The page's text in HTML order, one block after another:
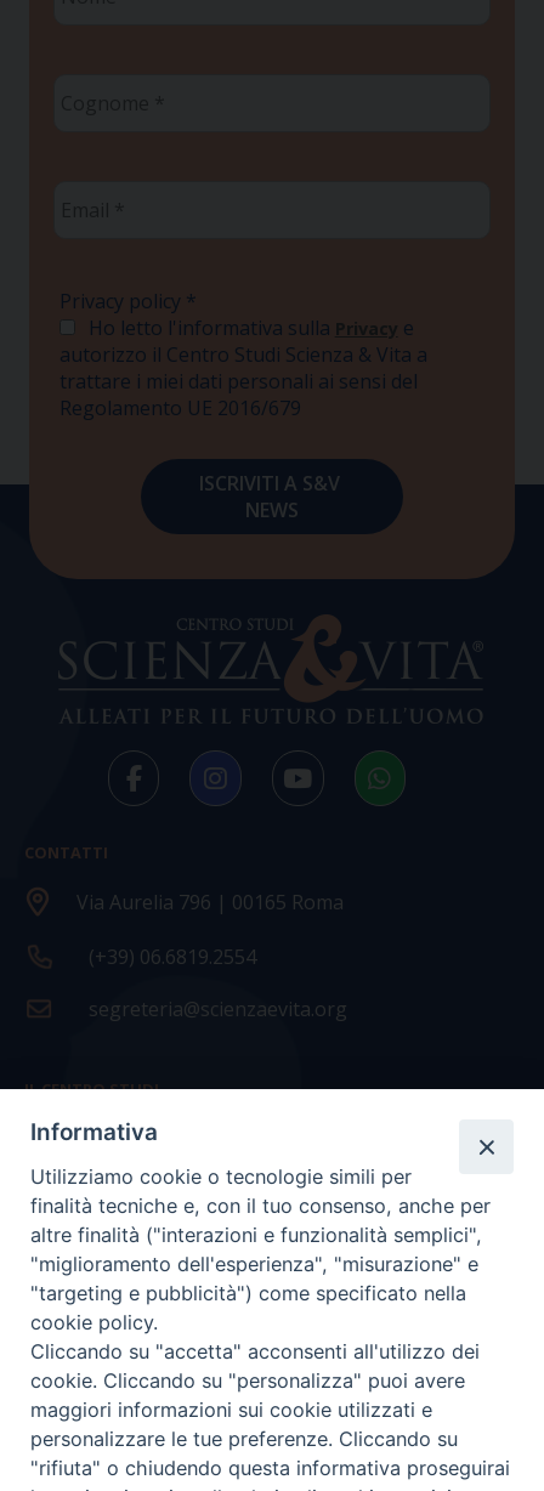
Privacy policy *
Ho letto l'informativa sulla Privacy e
autorizzo il Centro Studi Scienza & Vita a
trattare i miei dati personali ai sensi del
Regolamento UE 2016/679
CONTATTI
Via Aurelia 796 | 00165 Roma
(+39) 06.6819.2554
segreteria@scienzaevita.org
IL CENTRO STUDI
La nostra storia
Statuto
Presidenza e ufficio presidenza
Consiglio scientifico
Coordinamento nazionale
COPYRIGHT Scienza & Vita - C.F96600690588- Tutti i
Informativa
Utilizziamo cookie o tecnologie simili per
finalità tecniche e, con il tuo consenso, anche per
altre finalità ("interazioni e funzionalità semplici",
"miglioramento dell'esperienza", "misurazione" e
"targeting e pubblicità") come specificato nella
cookie policy.
Cliccando su "accetta" acconsenti all'utilizzo dei
cookie. Cliccando su "personalizza" puoi avere
maggiori informazioni sui cookie utilizzati e
personalizzare le tue preferenze. Cliccando su
"rifiuta" o chiudendo questa informativa proseguirai